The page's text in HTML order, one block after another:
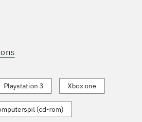
Playstation 3 Xbox one
(cd-rom)